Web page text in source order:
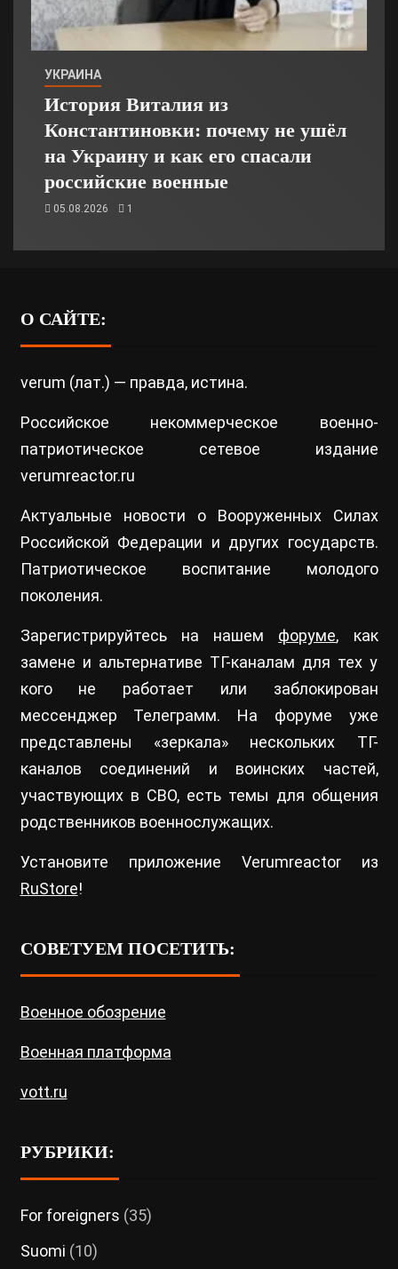
УКРАИНА
История Виталия из
Константиновки: почему не ушёл
на Украину и как его спасали
российские военные
05.08.2026 1
О САЙТЕ:
verum (лат.) — правда, истина.
Российское некоммерческое военно-
патриотическое сетевое издание
verumreactor.ru
Актуальные новости о Вооруженных Силах
Российской Федерации и других государств.
Патриотическое воспитание молодого
поколения.
Зарегистрируйтесь на нашем форуме, как
замене и альтернативе ТГ-каналам для тех у
кого не работает или заблокирован
мессенджер Телеграмм. На форуме уже
представлены «зеркала» нескольких ТГ-
каналов соединений и воинских частей,
участвующих в СВО, есть темы для общения
родственников военнослужащих.
Установите приложение Verumreactor из
RuStore!
СОВЕТУЕМ ПОСЕТИТЬ:
Военное обозрение
Военная платформа
vott.ru
РУБРИКИ:
For foreigners (35)
Suomi (10)